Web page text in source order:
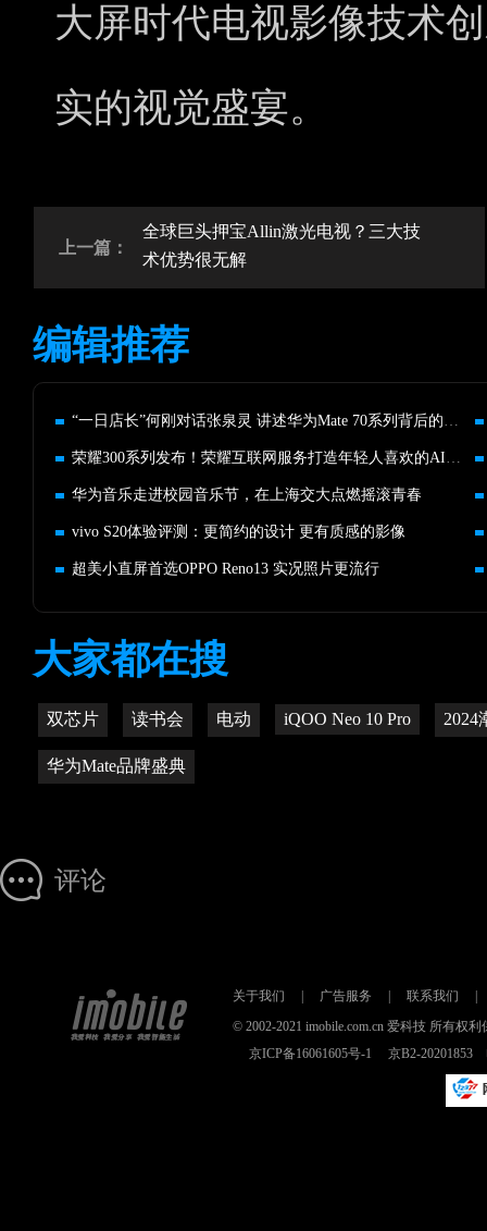
大屏时代电视影像技术
实的视觉盛宴。
上一篇：
全球巨头押宝Allin激光电视？三大技
术优势很无解
编辑推荐
“一日店长”何刚对话张泉灵 讲述华为Mate 70系列背后的故事
荣耀300系列发布！荣耀互联网服务打造年轻人喜欢的AI旅行新体验
华为音乐走进校园音乐节，在上海交大点燃摇滚青春
vivo S20体验评测：更简约的设计 更有质感的影像
超美小直屏首选OPPO Reno13 实况照片更流行
大家都在搜
双芯片 读书会 电动 iQOO Neo 10 Pro 2024
华为Mate品牌盛典
评论
关于我们 广告服务 联系我们
© 2002-2021 imobile.com.cn 爱科技 所有权
京ICP备16061605号-1
京B2-20201853